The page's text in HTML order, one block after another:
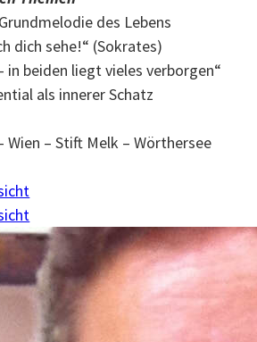
des Lebens
dich sehe!“ (Sokrates)
in beiden liegt vieles verborgen“
als innerer Schatz
Wien – Stift Melk – Wörthersee